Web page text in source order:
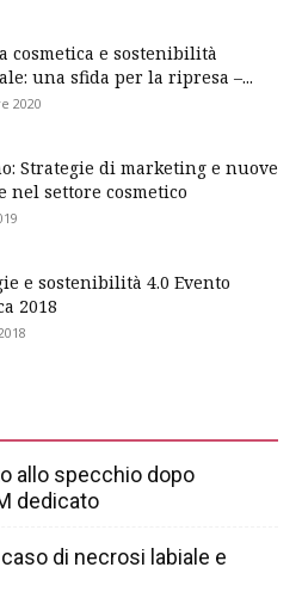
cosmetica e sostenibilità
una sfida per la ripresa –...
2020
Strategie di marketing e nuove
nel settore cosmetico
e sostenibilità 4.0 Evento
2018
allo specchio dopo
dedicato
di necrosi labiale e